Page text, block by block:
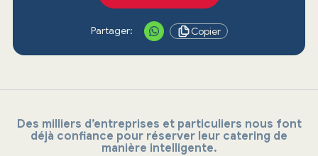
Partager: Copier
Des milliers d’entreprises et particuliers nous font
déjà confiance pour réserver leur catering de
manière intelligente.